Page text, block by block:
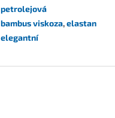
petrolejová
bambus viskoza,elastan
elegantní